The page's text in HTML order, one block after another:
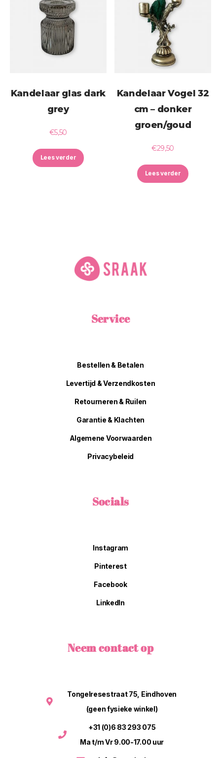
Kandelaar glas dark
grey
€5,50
Lees verder
Kandelaar Vogel 32
cm – donker
groen/goud
€29,50
Lees verder
Service
Bestellen & Betalen
Levertijd & Verzendkosten
Retourneren & Ruilen
Garantie & Klachten
Algemene Voorwaarden
Privacybeleid
Socials
Instagram
Pinterest
Facebook
LinkedIn
Neem contact op
Tongelresestraat 75, Eindhoven
(geen fysieke winkel)
+31 (0)6 83 293 075
Ma t/m Vr 9.00-17.00 uur